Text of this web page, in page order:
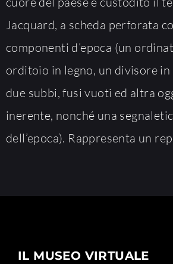
Jacquard, a scheda perforata
componenti d’epoca (un
orditoio in legno, un divisore in
due subbi, fusi vuoti ed altra
inerente, nonché una
dell’epoca). Rappresenta un
IL MUSEO VIRTUALE